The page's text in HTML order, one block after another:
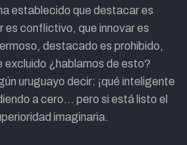
establecido que destacar es
es conflictivo, que innovar es
destacado es prohibido,
¿hablamos de esto?
uruguayo decir: ¡qué inteligente
a cero… pero si está listo el
imaginaria.